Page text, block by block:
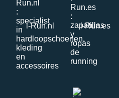
i-Run.nl i-Run.es